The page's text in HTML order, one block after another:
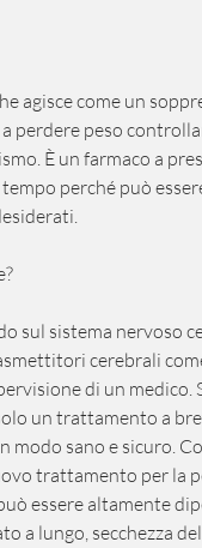
agisce come un
perdere peso
È un farmaco a
perché può
sul sistema nervoso
cerebrali
di un medico.
un trattamento a
modo sano e sicuro.
trattamento per la
essere altamente
a lungo, secchezza